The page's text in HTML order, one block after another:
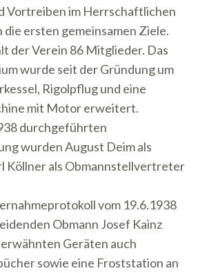
Vortreiben im Herrschaftlichen
die ersten gemeinsamen Ziele.
der Verein 86 Mitglieder. Das
wurde seit der Gründung um
Rigolpflug und eine
mit Motor erweitert.
durchgeführten
wurden August Deim als
Köllner als Obmannstellvertreter
vom 19.6.1938
Obmann Josef Kainz
Geräten auch
sowie eine Froststation an